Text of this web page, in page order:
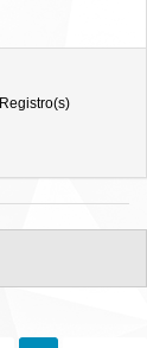
Registro(s)